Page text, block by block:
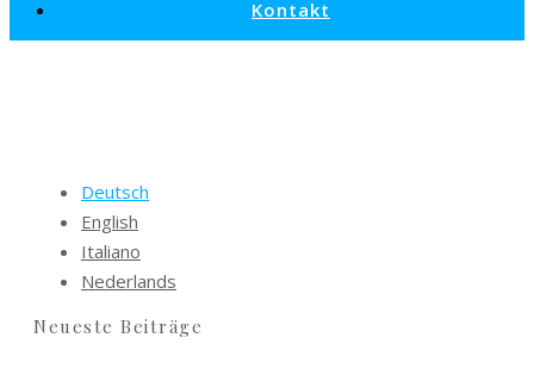
Kontakt
Deutsch
English
Italiano
Nederlands
Neueste Beiträge